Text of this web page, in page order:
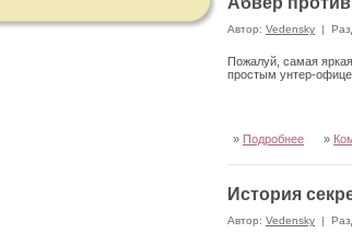
Автор: Vedensky |
Пожалуй, самая
простым унтер-
» Подробнее »
История
Автор: Vedensky |